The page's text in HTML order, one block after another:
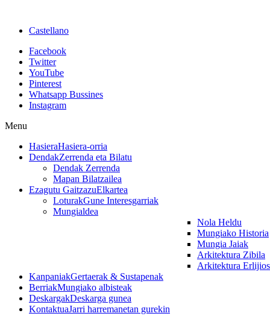
Castellano
Facebook
Twitter
YouTube
Pinterest
Whatsapp Bussines
Instagram
Menu
HasieraHasiera-orria
DendakZerrenda eta Bilatu
Dendak Zerrenda
Mapan Bilatzailea
Ezagutu GaitzazuElkartea
LoturakGune Interesgarriak
Mungialdea
Nola Heldu
Mungiako Historia
Mungia Jaiak
Arkitektura Zibila
Arkitektura
KanpaniakGertaerak & Sustapenak
BerriakMungiako albisteak
DeskargakDeskarga gunea
KontaktuaJarri harremanetan gurekin